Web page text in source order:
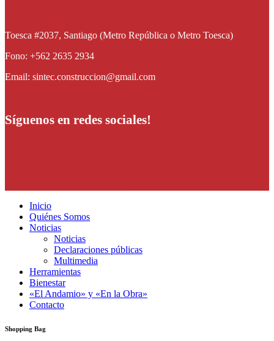
Toesca #2037, Santiago (Metro República o Metro Toesca)
Fono: +562 2635 2934
Email: sintec.construccion@gmail.com
Síguenos en redes sociales!
Inicio
Quiénes Somos
Noticias
Noticias
Declaraciones públicas
Multimedia
Herramientas
Bienestar
«El Andamio» y «En la Obra»
Contacto
Shopping Bag